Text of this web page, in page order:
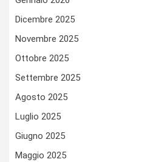
Dicembre 2025
Novembre 2025
Ottobre 2025
Settembre 2025
Agosto 2025
Luglio 2025
Giugno 2025
Maggio 2025